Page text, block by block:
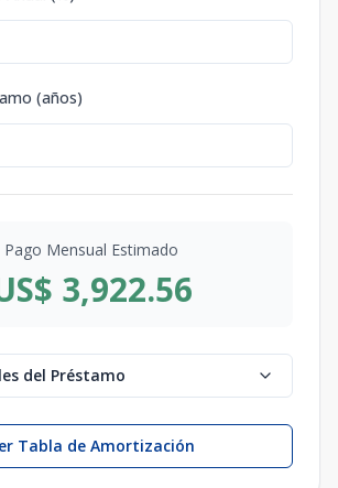
(años)
Pago Mensual Estimado
3,922.56
del Préstamo
Tabla de Amortización